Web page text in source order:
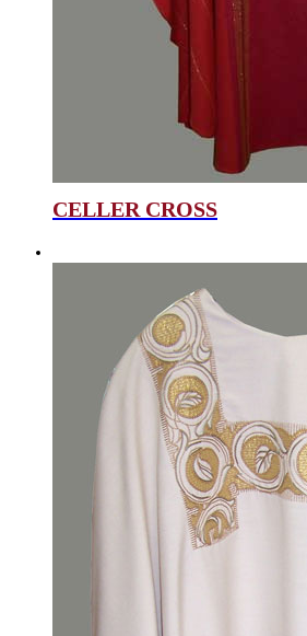
CELLER CROSS